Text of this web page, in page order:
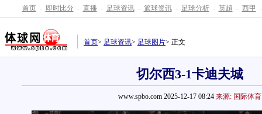
首页 - 即时比分 - 直播 - 足球资讯 - 篮球资讯 - 足球分析 - 英超 - 西甲 -
首页> 足球资讯> 足球图片> 正文
切尔西3-1卡迪夫城
www.spbo.com 2025-12-17 08:24 来源: 国际体育